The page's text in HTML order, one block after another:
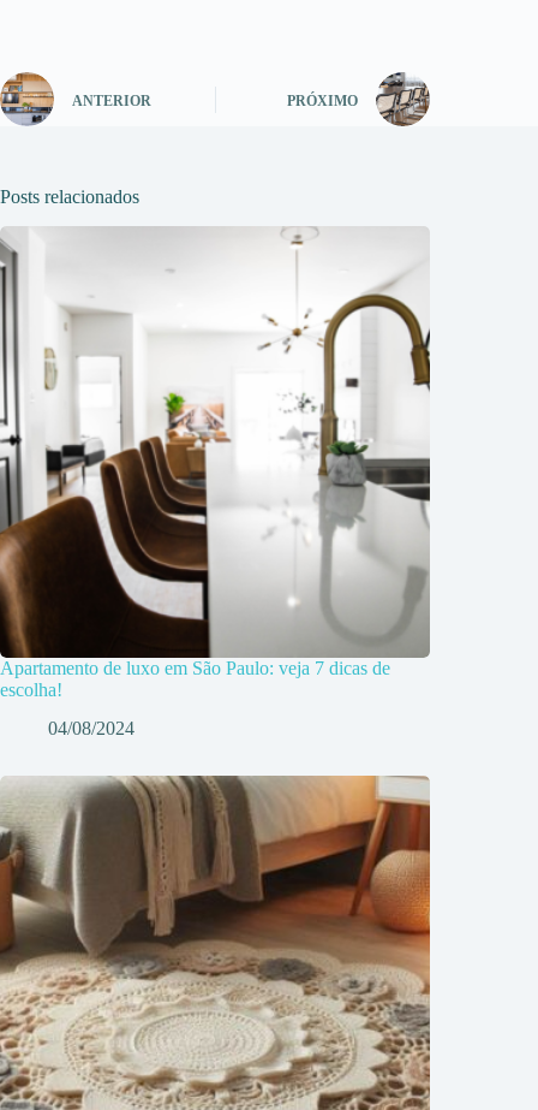
ANTERIOR PRÓXIMO
Posts relacionados
Apartamento de luxo em São Paulo: veja 7 dicas de
escolha!
04/08/2024